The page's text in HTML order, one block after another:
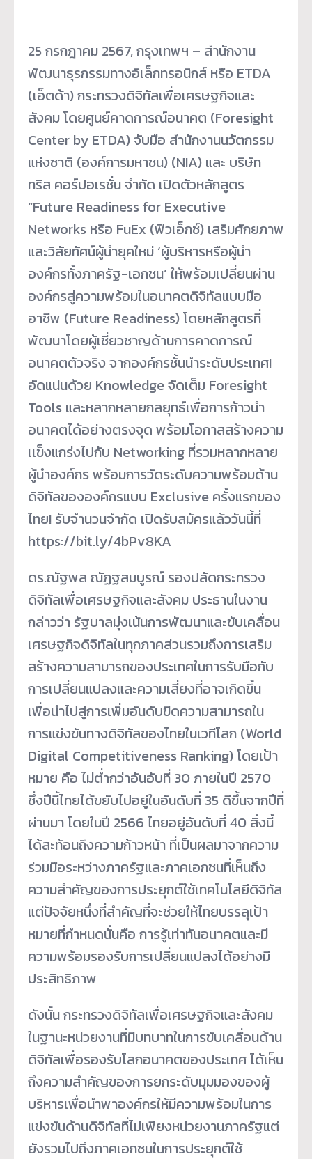
25 กรกฎาคม 2567, กรุงเทพฯ – สำนักงาน
พัฒนาธุรกรรมทางอิเล็กทรอนิกส์ หรือ ETDA
(เอ็ตด้า) กระทรวงดิจิทัลเพื่อเศรษฐกิจและ
สังคม โดยศูนย์คาดการณ์อนาคต (Foresight
Center by ETDA) จับมือ สำนักงานนวัตกรรม
แห่งชาติ (องค์การมหาชน) (NIA) และ บริษัท
ทริส คอร์ปอเรชั่น จำกัด เปิดตัวหลักสูตร
“Future Readiness for Executive
Networks หรือ FuEx (ฟิวเอ็กซ์) เสริมศักยภาพ
และวิสัยทัศน์ผู้นำยุคใหม่ ‘ผู้บริหารหรือผู้นำ
องค์กรทั้งภาครัฐ-เอกชน’ ให้พร้อมเปลี่ยนผ่าน
องค์กรสู่ความพร้อมในอนาคตดิจิทัลแบบมือ
อาชีพ (Future Readiness) โดยหลักสูตรที่
พัฒนาโดยผู้เชี่ยวชาญด้านการคาดการณ์
อนาคตตัวจริง จากองค์กรชั้นนำระดับประเทศ!
อัดแน่นด้วย Knowledge จัดเต็ม Foresight
Tools และหลากหลายกลยุทธ์เพื่อการก้าวนำ
อนาคตได้อย่างตรงจุด พร้อมโอกาสสร้างความ
เเข็งแกร่งไปกับ Networking ที่รวมหลากหลาย
ผู้นำองค์กร พร้อมการวัดระดับความพร้อมด้าน
ดิจิทัลขององค์กรแบบ Exclusive ครั้งแรกของ
ไทย! รับจำนวนจำกัด เปิดรับสมัครแล้ววันนี้ที่
https://bit.ly/4bPv8KA
ดร.ณัฐพล ณัฏฐสมบูรณ์ รองปลัดกระทรวง
ดิจิทัลเพื่อเศรษฐกิจและสังคม ประธานในงาน
กล่าวว่า รัฐบาลมุ่งเน้นการพัฒนาและขับเคลื่อน
เศรษฐกิจดิจิทัลในทุกภาคส่วนรวมถึงการเสริม
สร้างความสามารถของประเทศในการรับมือกับ
การเปลี่ยนแปลงและความเสี่ยงที่อาจเกิดขึ้น
เพื่อนำไปสู่การเพิ่มอันดับขีดความสามารถใน
การแข่งขันทางดิจิทัลของไทยในเวทีโลก (World
Digital Competitiveness Ranking) โดยเป้า
หมาย คือ ไม่ต่ำกว่าอันอับที่ 30 ภายในปี 2570
ซึ่งปีนี้ไทยได้ขยับไปอยู่ในอันดับที่ 35 ดีขึ้นจากปีที่
ผ่านมา โดยในปี 2566 ไทยอยู่อันดับที่ 40 สิ่งนี้
ได้สะท้อนถึงความก้าวหน้า ที่เป็นผลมาจากความ
ร่วมมือระหว่างภาครัฐและภาคเอกชนที่เห็นถึง
ความสำคัญของการประยุกต์ใช้เทคโนโลยีดิจิทัล
แต่ปัจจัยหนึ่งที่สำคัญที่จะช่วยให้ไทยบรรลุเป้า
หมายที่กำหนดนั่นคือ การรู้เท่าทันอนาคตและมี
ความพร้อมรองรับการเปลี่ยนแปลงได้อย่างมี
ประสิทธิภาพ
ดังนั้น กระทรวงดิจิทัลเพื่อเศรษฐกิจและสังคม
ในฐานะหน่วยงานที่มีบทบาทในการขับเคลื่อนด้าน
ดิจิทัลเพื่อรองรับโลกอนาคตของประเทศ ได้เห็น
ถึงความสำคัญของการยกระดับมุมมองของผู้
บริหารเพื่อนำพาองค์กรให้มีความพร้อมในการ
แข่งขันด้านดิจิทัลที่ไม่เพียงหน่วยงานภาครัฐแต่
ยังรวมไปถึงภาคเอกชนในการประยุกต์ใช้